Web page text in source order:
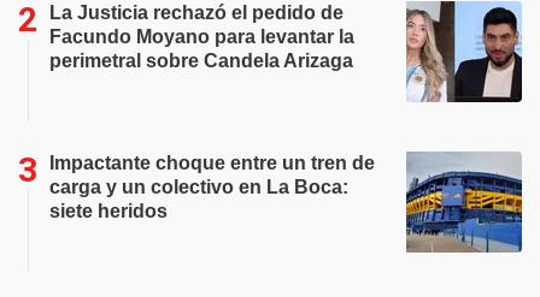
La Justicia rechazó el pedido de
Facundo Moyano para levantar la
perimetral sobre Candela Arizaga
Impactante choque entre un tren de
carga y un colectivo en La Boca:
siete heridos